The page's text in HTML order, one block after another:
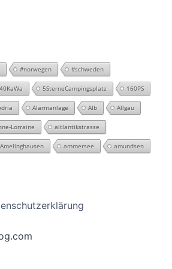
#norwegen #schweden
5SterneCampingsplatz 160PS
Alarmanlage Alb Allgäu
Lorraine altlantikstrasse
Amelinghausen ammersee amundsen